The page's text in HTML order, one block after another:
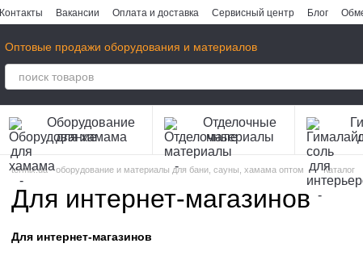
Контакты Вакансии Оплата и доставка Сервисный центр Блог
Оптовые продажи оборудования и материалов
Оборудование
для хамама
Отделочные
материалы
termix.ua - оборудование и материалы для бани, сауны, хамама оптом Каталог
Для интернет-магазинов
Для интернет-магазинов